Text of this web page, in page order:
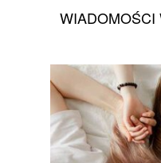
WIADOMOŚCI